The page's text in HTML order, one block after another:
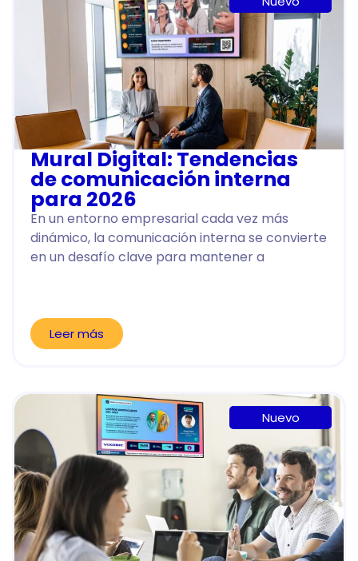
Mural Digital: Tendencias
de comunicación interna
para 2026
En un entorno empresarial cada vez más
dinámico, la comunicación interna se convierte
en un desafío clave para mantener a
Leer más
Nuevo